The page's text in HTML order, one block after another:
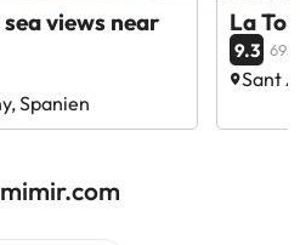
views near
Spanien
La
9.3
Sant